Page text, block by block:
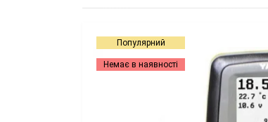
Популярний
Немає в наявності